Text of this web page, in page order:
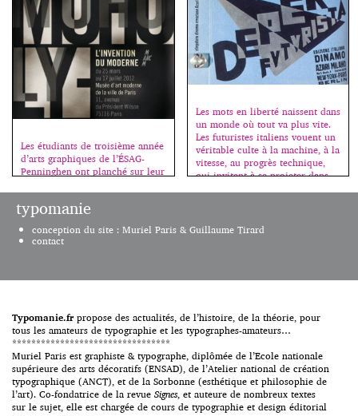
siècles d’une grande richesse – il
suffit de citer les noms de
Geoffroy Tory, Claude
Garamond, Philippe […]
gratuitement aux étudiants […]
Les étudiants de troisième année
d’arts graphiques de l’ÉSAG-
Penninghen ont planché sur leur
affiche pour l’exposition d’un
artiste du mouvement moderne.
Au début du siècle les artistes
ont voulu faire sortir l’art des
galeries et des ateliers ; ainsi ils
Les mots en liberté naissent dans
un monde où tout va plus vite.
Les futuristes italiens vouent un
véritable culte à la machine, à la
vitesse, au progrès technique,
qui invitent à se projeter dans
individuel et la sensation même
de l’univers. L’inspiration
typomanie
conception du site : Muriel Paris & Guillaume Tirard
contact
Typomanie.fr propose des actualités, de l’histoire, de la théorie, pour
tous les amateurs de typographie et les typographes-amateurs…
*********************************
Muriel Paris est graphiste & typographe, diplômée de l’Ecole nationale
supérieure des arts décoratifs (ENSAD), de l’Atelier national de création
typographique (ANCT), et de la Sorbonne (esthétique et philosophie de
l’art). Co-fondatrice de la revue Signes, et auteure de nombreux textes
sur le sujet, elle est chargée de cours de typographie et design éditorial